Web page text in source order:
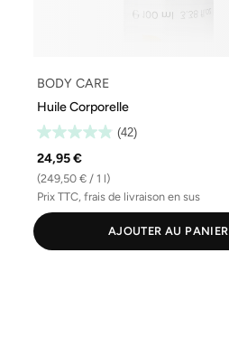
BODY CARE
Huile Corporelle
(42)
24,95 €
(249,50 € / 1 l)
Prix TTC, frais de livraison en sus
AJOUTER AU PANIER